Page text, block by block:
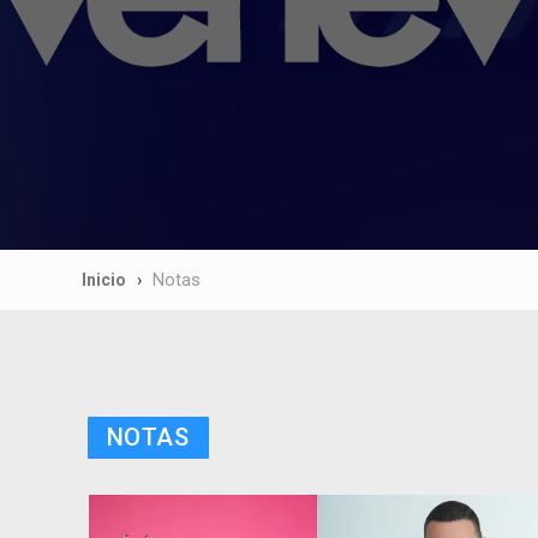
Inicio Notas
NOTAS